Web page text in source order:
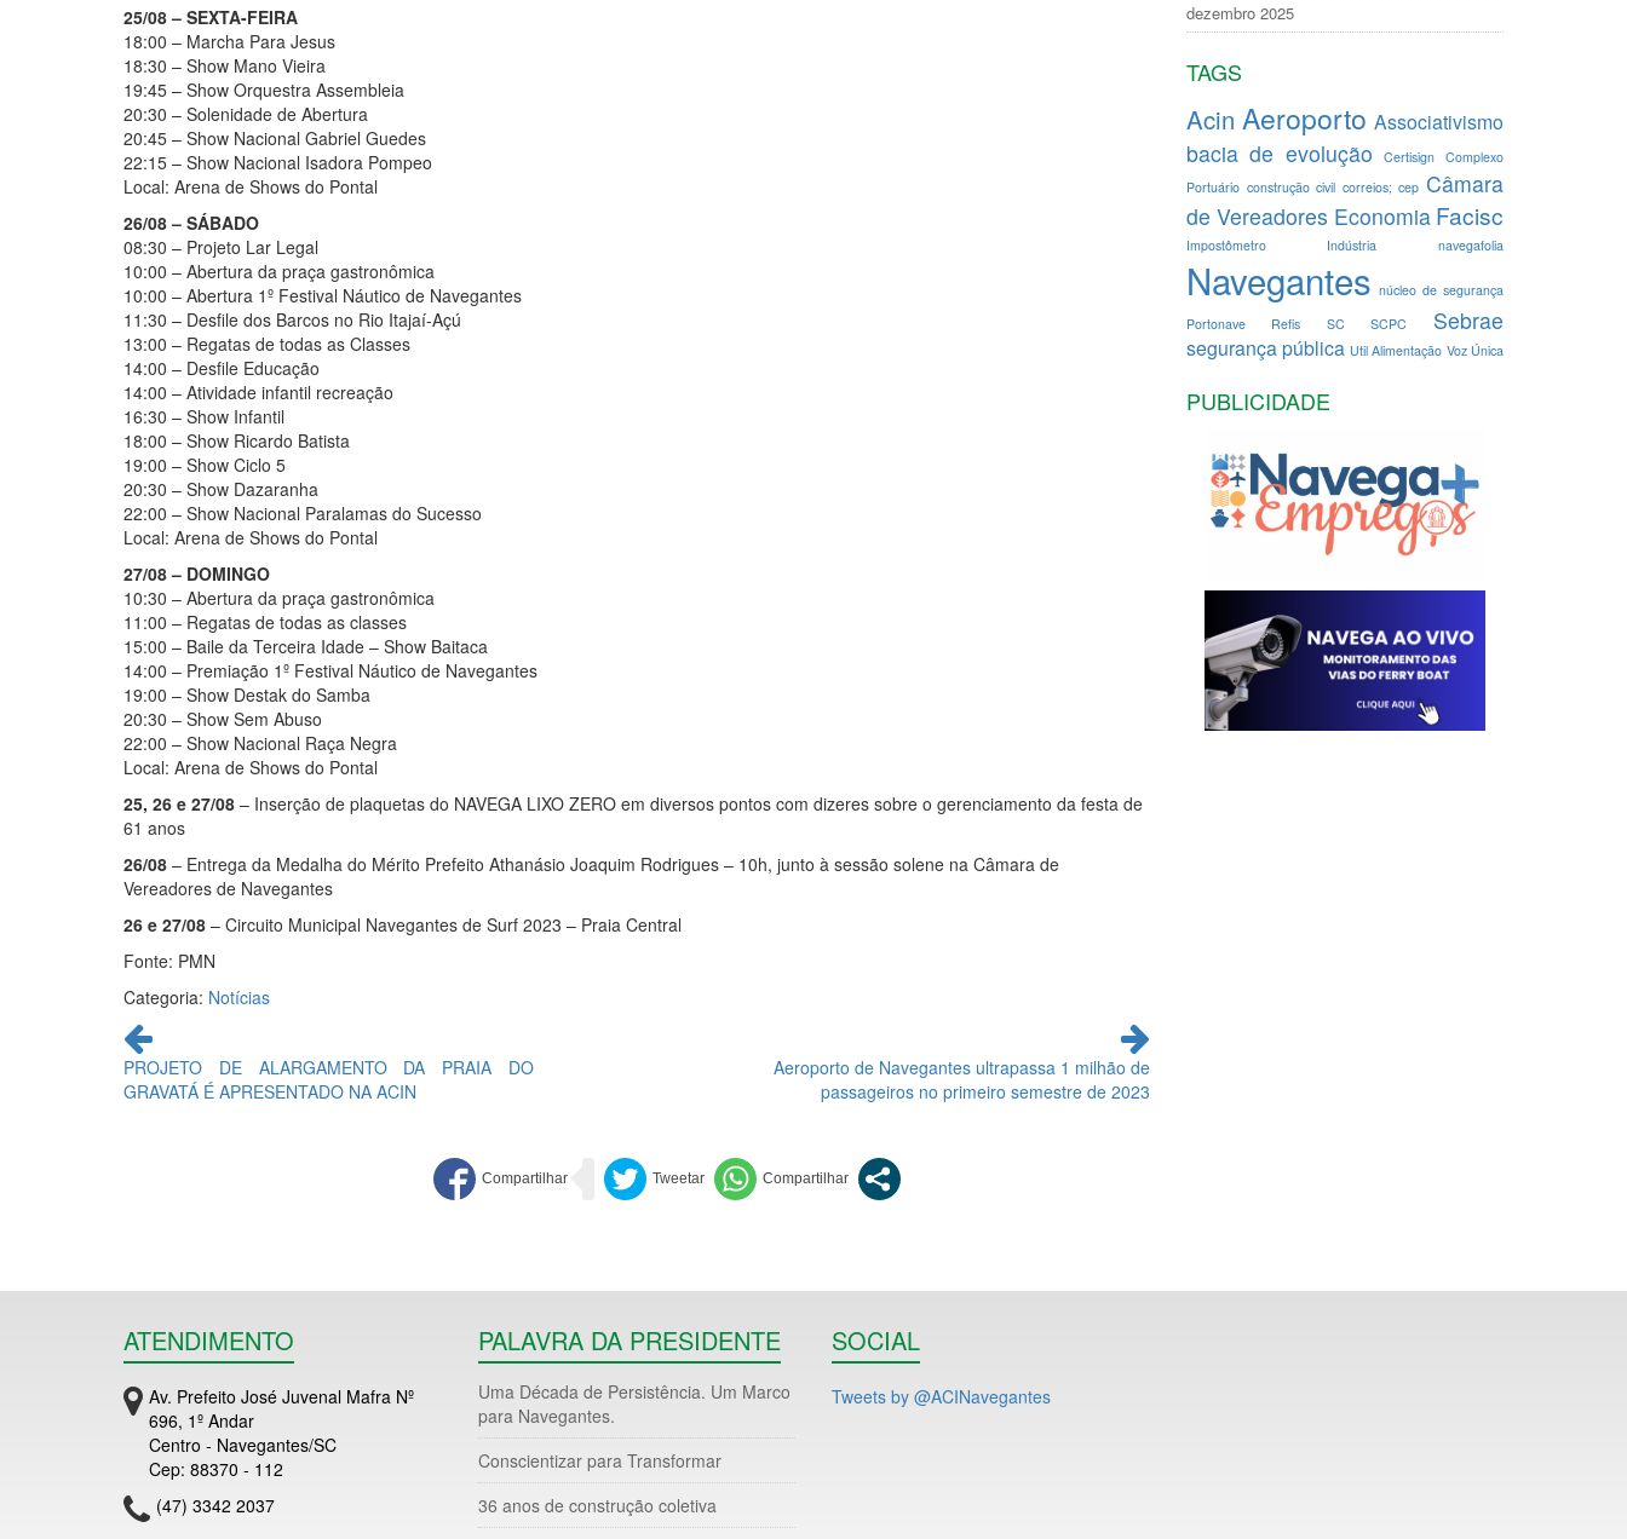
25/08 – SEXTA-FEIRA
18:00 – Marcha Para Jesus
18:30 – Show Mano Vieira
19:45 – Show Orquestra Assembleia
20:30 – Solenidade de Abertura
20:45 – Show Nacional Gabriel Guedes
22:15 – Show Nacional Isadora Pompeo
Local: Arena de Shows do Pontal
26/08 – SÁBADO
08:30 – Projeto Lar Legal
10:00 – Abertura da praça gastronômica
10:00 – Abertura 1º Festival Náutico de Navegantes
11:30 – Desfile dos Barcos no Rio Itajaí-Açú
13:00 – Regatas de todas as Classes
14:00 – Desfile Educação
14:00 – Atividade infantil recreação
16:30 – Show Infantil
18:00 – Show Ricardo Batista
19:00 – Show Ciclo 5
20:30 – Show Dazaranha
22:00 – Show Nacional Paralamas do Sucesso
Local: Arena de Shows do Pontal
27/08 – DOMINGO
10:30 – Abertura da praça gastronômica
11:00 – Regatas de todas as classes
15:00 – Baile da Terceira Idade – Show Baitaca
14:00 – Premiação 1º Festival Náutico de Navegantes
19:00 – Show Destak do Samba
20:30 – Show Sem Abuso
22:00 – Show Nacional Raça Negra
Local: Arena de Shows do Pontal
25, 26 e 27/08 – Inserção de plaquetas do NAVEGA LIXO ZERO em diversos pontos com dizeres sobre o gerenciamento da festa de
61 anos
26/08 – Entrega da Medalha do Mérito Prefeito Athanásio Joaquim Rodrigues – 10h, junto à sessão solene na Câmara de
Vereadores de Navegantes
26 e 27/08 – Circuito Municipal Navegantes de Surf 2023 – Praia Central
Fonte: PMN
Categoria: Notícias
Continue
lendo
PROJETO DE ALARGAMENTO DA PRAIA DO
GRAVATÁ É APRESENTADO NA ACIN
Aeroporto de Navegantes ultrapassa 1 milhão de
passageiros no primeiro semestre de 2023
dezembro 2025
TAGS
Acin Aeroporto Associativismo
bacia de evolução Certisign Complexo
Portuário construção civil correios; cep Câmara
de Vereadores Economia Facisc
Impostômetro Indústria navegafolia
Navegantes núcleo de segurança
Portonave
Refis SC SCPC Sebrae
segurança pública Util Alimentação Voz Única
PUBLICIDADE
ATENDIMENTO
Av. Prefeito José Juvenal Mafra Nº
696, 1º Andar
Centro - Navegantes/SC
Cep: 88370 - 112
(47) 3342 2037
PALAVRA DA PRESIDENTE
Uma Década de Persistência. Um Marco
para Navegantes.
Conscientizar para Transformar
36 anos de construção coletiva
SOCIAL
Tweets by @ACINavegantes